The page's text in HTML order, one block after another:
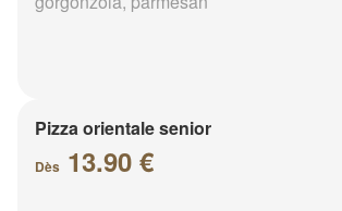
Pizza orientale senior
Dès 13.90 €